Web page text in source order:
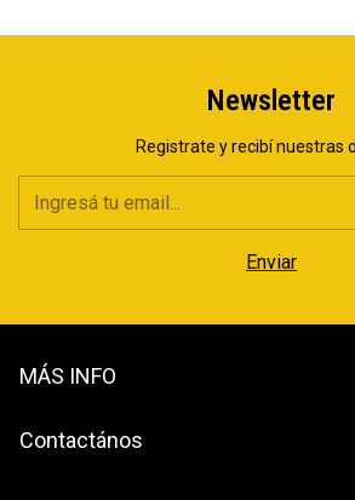
Newsletter
Registrate y recibí nuestras
MÁS INFO
Contactános